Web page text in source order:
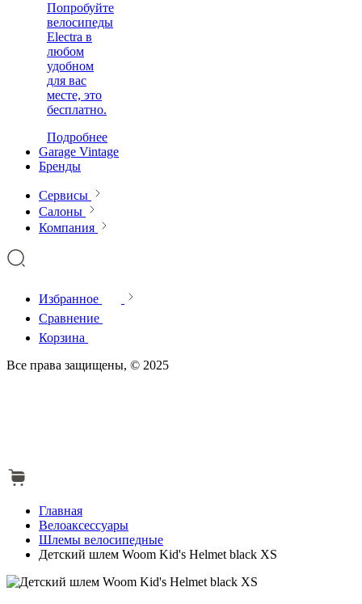
Попробуйте
велосипеды
Electra в
любом
удобном
для вас
месте, это
бесплатно.
Подробнее
Garage Vintage
Бренды
Сервисы
Салоны
Компания
Избранное
Сравнение
Корзина
Все права защищены, © 2025
Главная
Велоаксессуары
Шлемы велосипедные
Детский шлем Woom Kid's Helmet black XS